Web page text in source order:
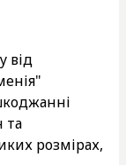
від
та
розмірах,